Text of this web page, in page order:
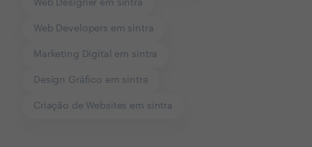
Web Designer em sintra
Web Developers em sintra
Marketing Digital em sintra
Design Gráfico em sintra
Criação de Websites em sintra